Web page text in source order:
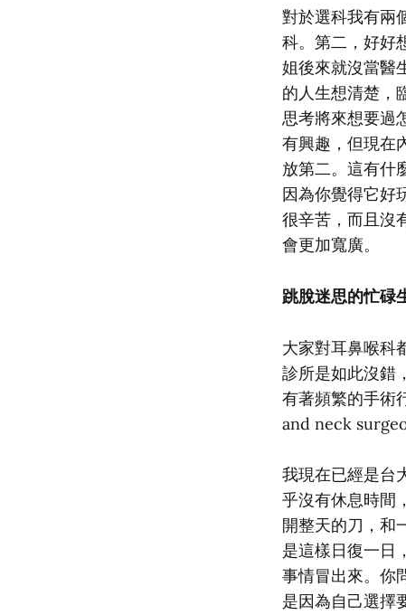
對於選科我有兩
科。第二，好好
姐後來就沒當醫
的人生想清楚，
思考將來想要過
有興趣，但現在
放第二。這有什
因為你覺得它好
很辛苦，而且沒
會更加寬廣。
跳脫迷思的忙碌
大家對耳鼻喉科
診所是如此沒錯
有著頻繁的手術
and neck
我現在已經是台
乎沒有休息時間
開整天的刀，和
是這樣日復一日
事情冒出來。你
是因為自己選擇